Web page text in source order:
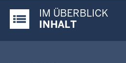
Justiz-Portal im Überblick:
IM ÜBERBLICK
INHALT